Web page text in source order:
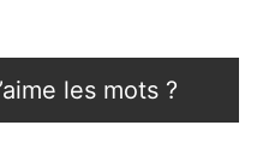
les mots ?